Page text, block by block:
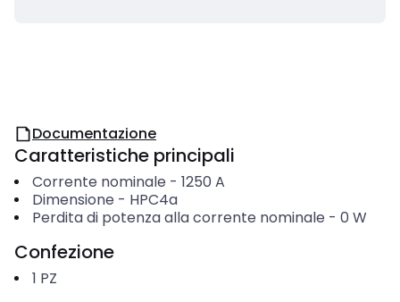
Documentazione
Caratteristiche principali
Corrente nominale - 1250 A
Dimensione - HPC4a
Perdita di potenza alla corrente nominale - 0 W
Confezione
1 PZ